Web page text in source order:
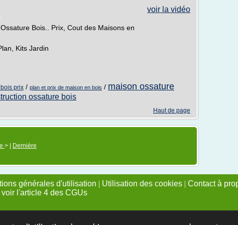
voir la vidéo
Bois.. Prix, Cout des Maisons en
Kits Jardin
prix / plan et prix de maison en bois / maison ossature
ossature bois
Haut de page
> |
Dernière
générales d'utilisation | Utilisation des cookies | Contact à
l'article 4 des CGUs